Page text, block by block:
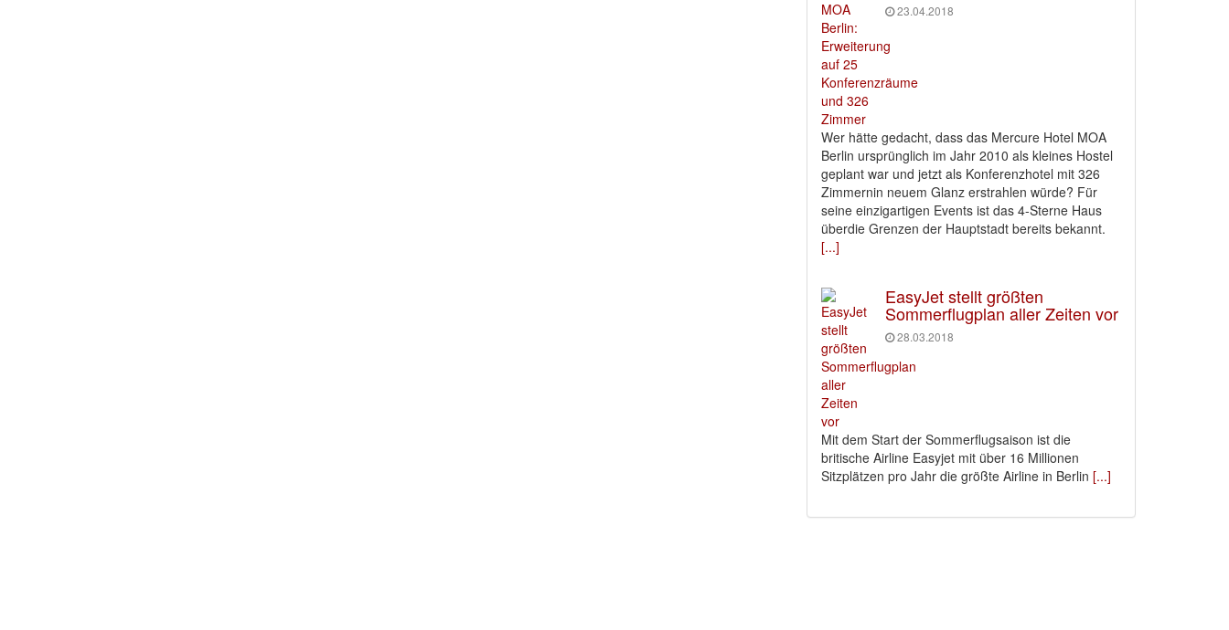
23.04.2018
Wer hätte gedacht, dass das Mercure Hotel MOA
Berlin ursprünglich im Jahr 2010 als kleines Hostel
geplant war und jetzt als Konferenzhotel mit 326
Zimmernin neuem Glanz erstrahlen würde? Für
seine einzigartigen Events ist das 4-Sterne Haus
überdie Grenzen der Hauptstadt bereits bekannt.
[...]
EasyJet stellt größten
Sommerflugplan aller Zeiten vor
28.03.2018
Mit dem Start der Sommerflugsaison ist die
britische Airline Easyjet mit über 16 Millionen
Sitzplätzen pro Jahr die größte Airline in Berlin [...]